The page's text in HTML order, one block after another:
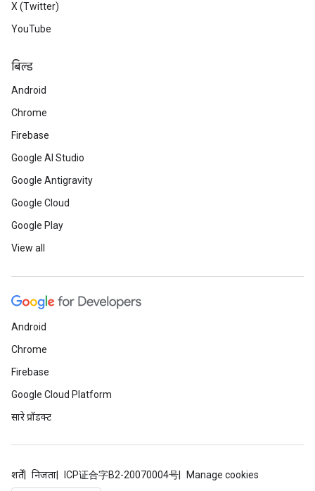
X (Twitter)
YouTube
बिल्ड
Android
Chrome
Firebase
Google AI Studio
Google Antigravity
Google Cloud
Google Play
View all
Android
Chrome
Firebase
Google Cloud Platform
सारे प्रॉडक्ट
शर्तें निजता ICP证合字B2-20070004号 Manage cookies